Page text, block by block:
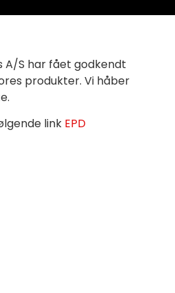
A/S har fået godkendt
produkter. Vi håber
link EPD